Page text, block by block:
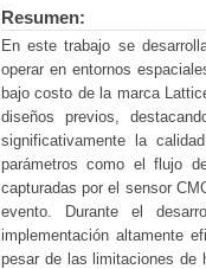
Resumen:
En este trabajo se
operar en entornos
bajo costo de la marca
diseños previos,
significativamente la
parámetros como el flujo
capturadas por el sensor
evento. Durante el
implementación altamente
pesar de las limitaciones de